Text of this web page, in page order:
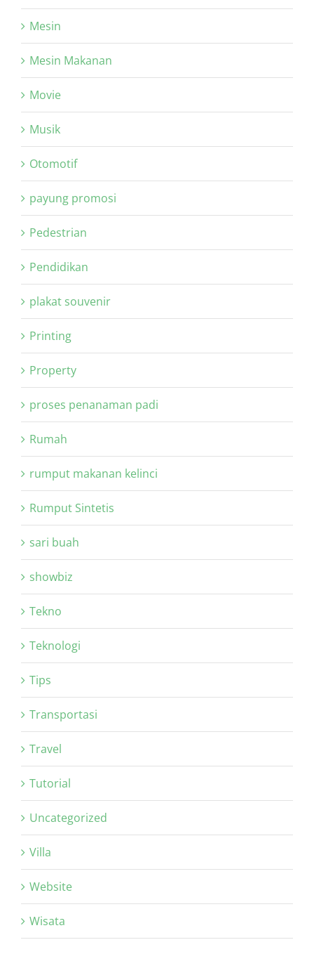
Mesin
Mesin Makanan
Movie
Musik
Otomotif
payung promosi
Pedestrian
Pendidikan
plakat souvenir
Printing
Property
proses penanaman padi
Rumah
rumput makanan kelinci
Rumput Sintetis
sari buah
showbiz
Tekno
Teknologi
Tips
Transportasi
Travel
Tutorial
Uncategorized
Villa
Website
Wisata